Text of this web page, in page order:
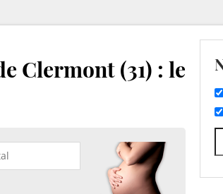
Clermont (31) : le